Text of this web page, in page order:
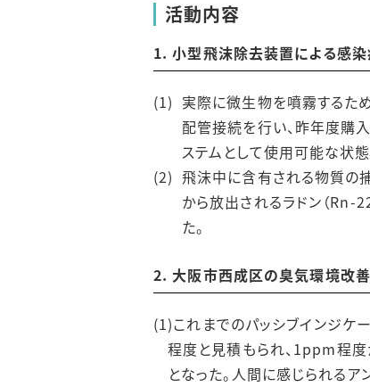
活動内容
1. 小型飛沫除去装置による感
実際に微生物を噴霧するた
配管接続を行い、昨年度購
ステムとして使用可能な状態
飛沫中に含有される物質の
から放出されるラドン（
た。
2. 大阪市西成区の臭気環境改
(1)これまでのパッシブインジケ
程度と見積もられ、1ppm程
となった。人間に感じられる